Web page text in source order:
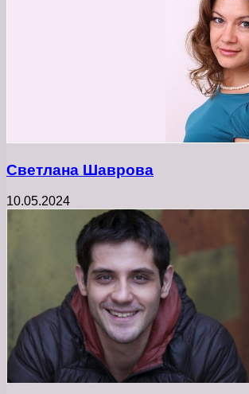
Светлана Шаврова
10.05.2024